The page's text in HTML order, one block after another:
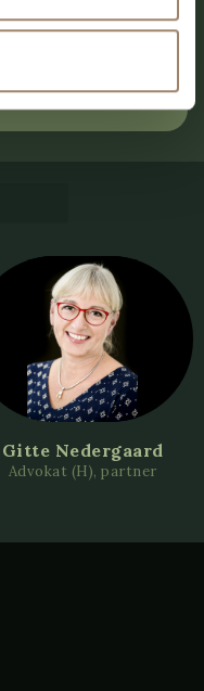
Gitte Nedergaard
Advokat (H), partner